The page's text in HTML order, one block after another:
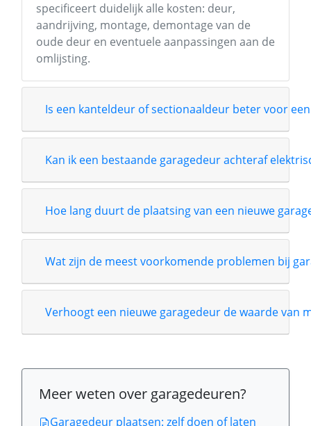
specificeert duidelijk alle kosten: deur,
aandrijving, montage, demontage van de
oude deur en eventuele aanpassingen aan de
omlijsting.
Is een kanteldeur of sectionaaldeur beter voor
Kan ik een bestaande garagedeur achteraf
Hoe lang duurt de plaatsing van een nieuwe
Wat zijn de meest voorkomende problemen bij
Verhoogt een nieuwe garagedeur de waarde van
Meer weten over garagedeuren?
Garagedeur plaatsen: zelf doen of laten